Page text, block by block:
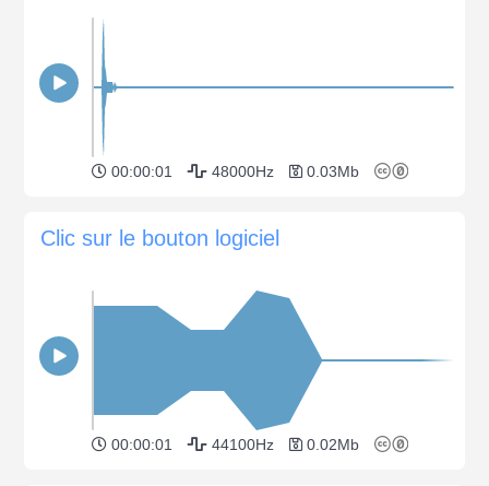
00:00:01 48000Hz 0.03Mb
Clic sur le bouton logiciel
00:00:01 44100Hz 0.02Mb